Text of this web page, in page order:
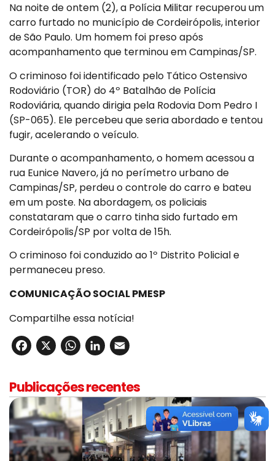
Na noite de ontem (2), a Polícia Militar recuperou um
carro furtado no município de Cordeirópolis, interior
de São Paulo. Um homem foi preso após
acompanhamento que terminou em Campinas/SP.
O criminoso foi identificado pelo Tático Ostensivo
Rodoviário (TOR) do 4º Batalhão de Polícia
Rodoviária, quando dirigia pela Rodovia Dom Pedro I
(SP-065). Ele percebeu que seria abordado e tentou
fugir, acelerando o veículo.
Durante o acompanhamento, o homem acessou a
rua Eunice Navero, já no perímetro urbano de
Campinas/SP, perdeu o controle do carro e bateu
em um poste. Na abordagem, os policiais
constataram que o carro tinha sido furtado em
Cordeirópolis/SP por volta de 15h.
O criminoso foi conduzido ao 1º Distrito Policial e
permaneceu preso.
COMUNICAÇÃO SOCIAL PMESP
Compartilhe essa notícia!
Facebook
X WhatsApp
LinkedIn
Publicações recentes